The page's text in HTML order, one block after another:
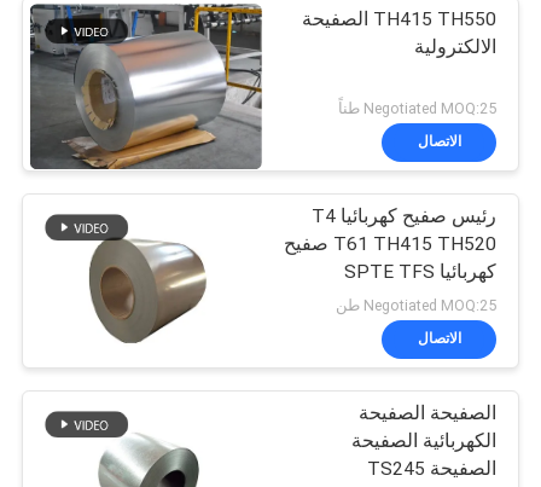
TH415 TH550 الصفيحة
الالكترولية
Negotiated MOQ:25 طناً
الاتصال
رئيس صفيح كهربائيا T4
T61 TH415 TH520 صفيح
كهربائيا SPTE TFS
Negotiated MOQ:25 طن
الاتصال
الصفيحة الصفيحة
الكهربائية الصفيحة
الصفيحة TS245